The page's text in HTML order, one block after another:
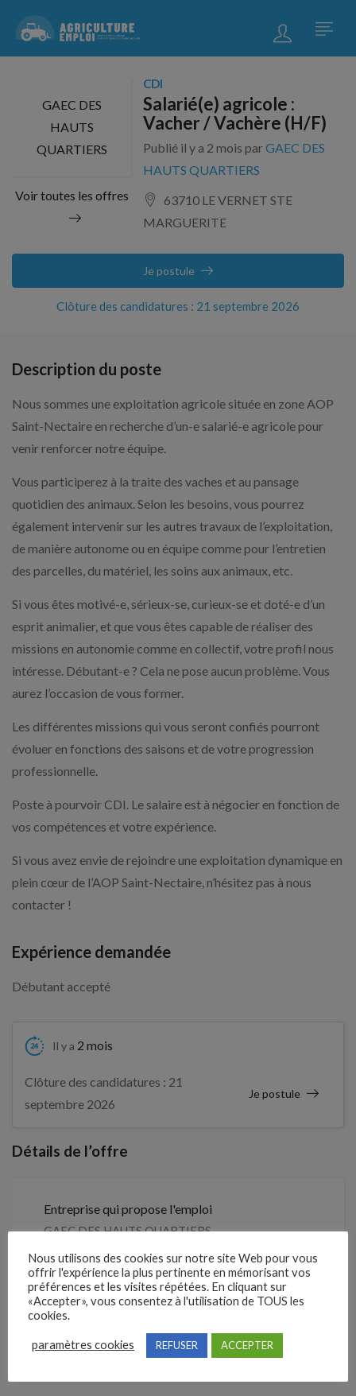
GAEC DES
HAUTS
QUARTIERS
Voir toutes les offres
CDI
Salarié(e) agricole :
Vacher / Vachère (H/F)
Publié il y a 2 mois parGAEC DES
HAUTS QUARTIERS
63710 LE VERNET STE
MARGUERITE
Clôture des candidatures : 21 septembre 2026
Je postule
Description du poste
Nous sommes une exploitation agricole située en zone AOP
Saint-Nectaire en recherche d’un-e salarié-e agricole pour
venir renforcer notre équipe.
Vous participerez à la traite des vaches et au pansage
quotidien des animaux. Selon les besoins, vous pourrez
également intervenir sur les autres travaux de l’exploitation,
de manière autonome ou en équipe comme pour l’entretien
des parcelles, du matériel, les soins aux animaux, etc.
Si vous êtes motivé-e, sérieux-se, curieux-se et doté-e d’un
esprit animalier, et que vous êtes capable de réaliser des
missions en autonomie comme en collectif, votre profil nous
intéresse. Débutant-e ? Cela ne pose aucun problème. Vous
aurez l’occasion de vous former.
Les différentes missions qui vous seront confiés pourront
évoluer en fonctions des saisons et de votre progression
professionnelle.
Poste à pourvoir CDI. Le salaire est à négocier en fonction de
vos compétences et votre expérience.
Si vous avez envie de rejoindre une exploitation dynamique en
plein cœur de l’AOP Saint-Nectaire, n’hésitez pas à nous
contacter !
Expérience demandée
Débutant accepté
Il y a 2 mois
Clôture des candidatures : 21
septembre 2026
Je postule
Détails de l’offre
Entreprise qui propose l'emploi
GAEC DES HAUTS QUARTIERS
Référence
209PNYJ
Nous utilisons des cookies sur notre site Web pour vous
offrir l'expérience la plus pertinente en mémorisant vos
préférences et les visites répétées. En cliquant sur
«Accepter», vous consentez à l'utilisation de TOUS les
cookies.
paramètres cookies REFUSER ACCEPTER